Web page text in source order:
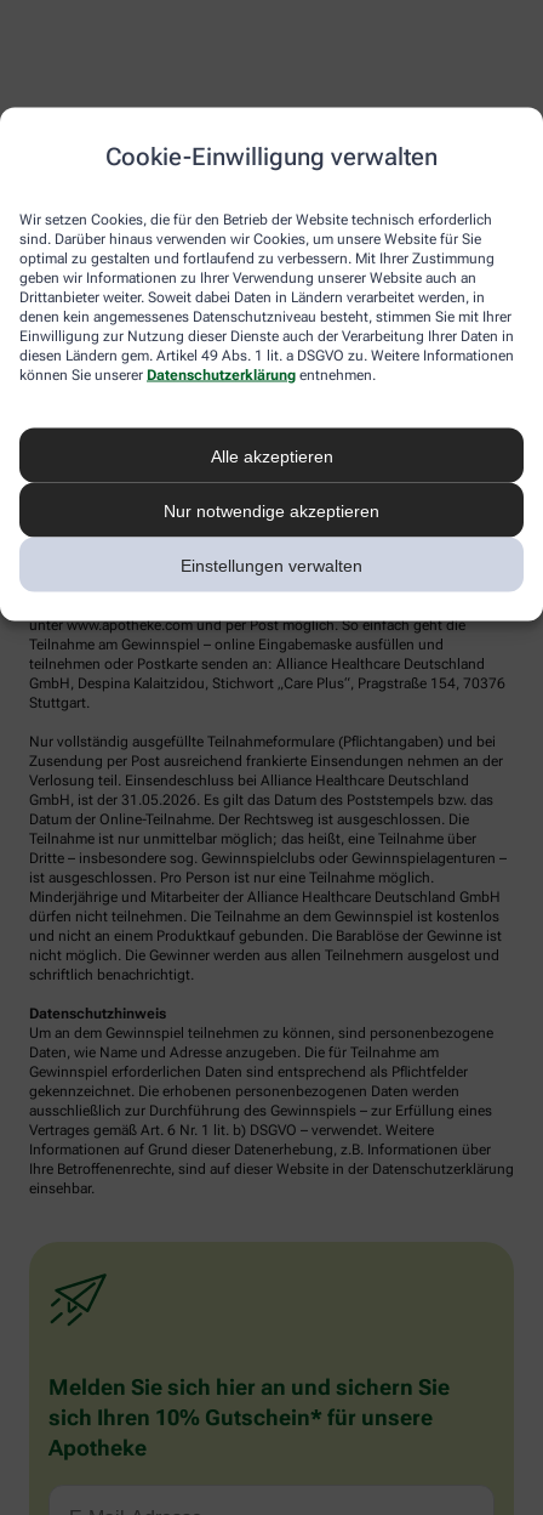
Cookie-Einwilligung verwalten
Wir setzen Cookies, die für den Betrieb der Website technisch erforderlich
sind. Darüber hinaus verwenden wir Cookies, um unsere Website für Sie
optimal zu gestalten und fortlaufend zu verbessern. Mit Ihrer Zustimmung
geben wir Informationen zu Ihrer Verwendung unserer Website auch an
Drittanbieter weiter. Soweit dabei Daten in Ländern verarbeitet werden, in
denen kein angemessenes Datenschutzniveau besteht, stimmen Sie mit Ihrer
Einwilligung zur Nutzung dieser Dienste auch der Verarbeitung Ihrer Daten in
diesen Ländern gem. Artikel 49 Abs. 1 lit. a DSGVO zu. Weitere Informationen
können Sie unserer Datenschutzerklärung entnehmen.
Alle akzeptieren
Nur notwendige akzeptieren
Einstellungen verwalten
Teilnahmebedingungen
unter www.apotheke.com und per Post möglich. So einfach geht die
Teilnahme am Gewinnspiel – online Eingabemaske ausfüllen und
teilnehmen oder Postkarte senden an: Alliance Healthcare Deutschland
GmbH, Despina Kalaitzidou, Stichwort „Care Plus“, Pragstraße 154, 70376
Stuttgart.
Nur vollständig ausgefüllte Teilnahmeformulare (Pflichtangaben) und bei
Zusendung per Post ausreichend frankierte Einsendungen nehmen an der
Verlosung teil. Einsendeschluss bei Alliance Healthcare Deutschland
GmbH, ist der 31.05.2026. Es gilt das Datum des Poststempels bzw. das
Datum der Online-Teilnahme. Der Rechtsweg ist ausgeschlossen. Die
Teilnahme ist nur unmittelbar möglich; das heißt, eine Teilnahme über
Dritte – insbesondere sog. Gewinnspielclubs oder Gewinnspielagenturen –
ist ausgeschlossen. Pro Person ist nur eine Teilnahme möglich.
Minderjährige und Mitarbeiter der Alliance Healthcare Deutschland GmbH
dürfen nicht teilnehmen. Die Teilnahme an dem Gewinnspiel ist kostenlos
und nicht an einem Produktkauf gebunden. Die Barablöse der Gewinne ist
nicht möglich. Die Gewinner werden aus allen Teilnehmern ausgelost und
schriftlich benachrichtigt.
Datenschutzhinweis
Um an dem Gewinnspiel teilnehmen zu können, sind personenbezogene
Daten, wie Name und Adresse anzugeben. Die für Teilnahme am
Gewinnspiel erforderlichen Daten sind entsprechend als Pflichtfelder
gekennzeichnet. Die erhobenen personenbezogenen Daten werden
ausschließlich zur Durchführung des Gewinnspiels – zur Erfüllung eines
Vertrages gemäß Art. 6 Nr. 1 lit. b) DSGVO – verwendet. Weitere
Informationen auf Grund dieser Datenerhebung, z.B. Informationen über
Ihre Betroffenenrechte, sind auf dieser Website in der Datenschutzerklärung
einsehbar.
Melden Sie sich hier an und sichern Sie
sich Ihren 10% Gutschein* für unsere
Apotheke